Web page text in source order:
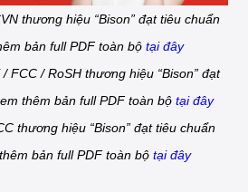
thương hiệu “Bison” đạt tiêu chuẩn
bản full PDF toàn bộ tại đây
FCC / RoSH thương hiệu “Bison” đạt
thêm bản full PDF toàn bộ tại đây
thương hiệu “Bison” đạt tiêu chuẩn
bản full PDF toàn bộ tại đây